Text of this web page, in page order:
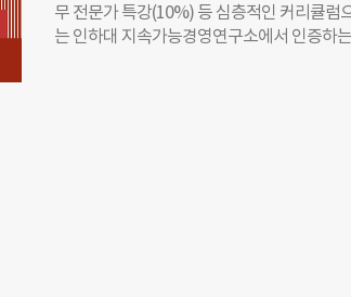
무 전문가 특강(10%) 등 심층적인 커리큘럼
는 인하대 지속가능경영연구소에서 인증하